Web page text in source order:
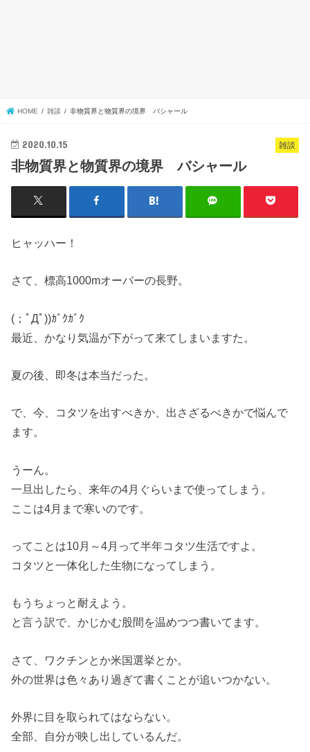
HOME 雑談 非物質界と物質界の境界 バシャール
雑談
2020.10.15
非物質界と物質界の境界 バシャール
ヒャッハー！
さて、標高1000mオーバーの長野。
(；ﾟДﾟ))ｶﾞｸｶﾞｸ
最近、かなり気温が下がって来てしまいますた。
夏の後、即冬は本当だった。
で、今、コタツを出すべきか、出さざるべきかで悩んで
ます。
うーん。
一旦出したら、来年の4月ぐらいまで使ってしまう。
ここは4月まで寒いのです。
ってことは10月～4月って半年コタツ生活ですよ。
コタツと一体化した生物になってしまう。
もうちょっと耐えよう。
と言う訳で、かじかむ股間を温めつつ書いてます。
さて、ワクチンとか米国選挙とか。
外の世界は色々あり過ぎて書くことが追いつかない。
外界に目を取られてはならない。
全部、自分が映し出しているんだ。